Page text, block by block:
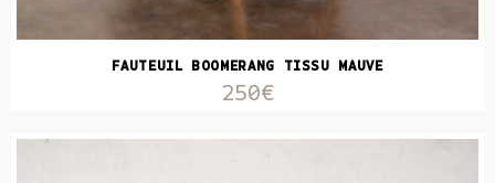
FAUTEUIL BOOMERANG TISSU MAUVE
250€